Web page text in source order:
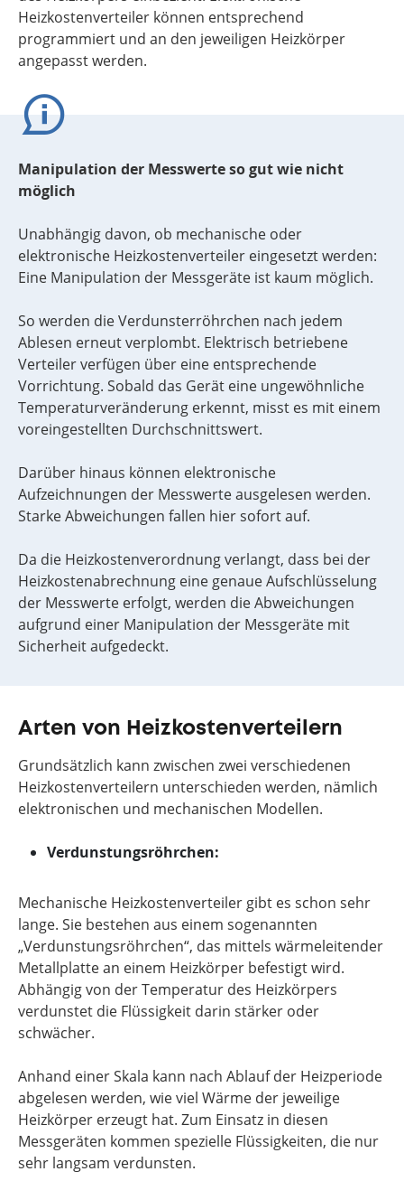
Heizkostenverteiler können entsprechend
programmiert und an den jeweiligen Heizkörper
angepasst werden.
Manipulation der Messwerte so gut wie nicht
möglich
Unabhängig davon, ob mechanische oder
elektronische Heizkostenverteiler eingesetzt werden:
Eine Manipulation der Messgeräte ist kaum möglich.
So werden die Verdunsterröhrchen nach jedem
Ablesen erneut verplombt. Elektrisch betriebene
Verteiler verfügen über eine entsprechende
Vorrichtung. Sobald das Gerät eine ungewöhnliche
Temperaturveränderung erkennt, misst es mit einem
voreingestellten Durchschnittswert.
Darüber hinaus können elektronische
Aufzeichnungen der Messwerte ausgelesen werden.
Starke Abweichungen fallen hier sofort auf.
Da die Heizkostenverordnung verlangt, dass bei der
Heizkostenabrechnung eine genaue Aufschlüsselung
der Messwerte erfolgt, werden die Abweichungen
aufgrund einer Manipulation der Messgeräte mit
Sicherheit aufgedeckt.
Arten von Heizkostenverteilern
Grundsätzlich kann zwischen zwei verschiedenen
Heizkostenverteilern unterschieden werden, nämlich
elektronischen und mechanischen Modellen.
Verdunstungsröhrchen:
Mechanische Heizkostenverteiler gibt es schon sehr
lange. Sie bestehen aus einem sogenannten
„Verdunstungsröhrchen“, das mittels wärmeleitender
Metallplatte an einem Heizkörper befestigt wird.
Abhängig von der Temperatur des Heizkörpers
verdunstet die Flüssigkeit darin stärker oder
schwächer.
Anhand einer Skala kann nach Ablauf der Heizperiode
abgelesen werden, wie viel Wärme der jeweilige
Heizkörper erzeugt hat. Zum Einsatz in diesen
Messgeräten kommen spezielle Flüssigkeiten, die nur
sehr langsam verdunsten.